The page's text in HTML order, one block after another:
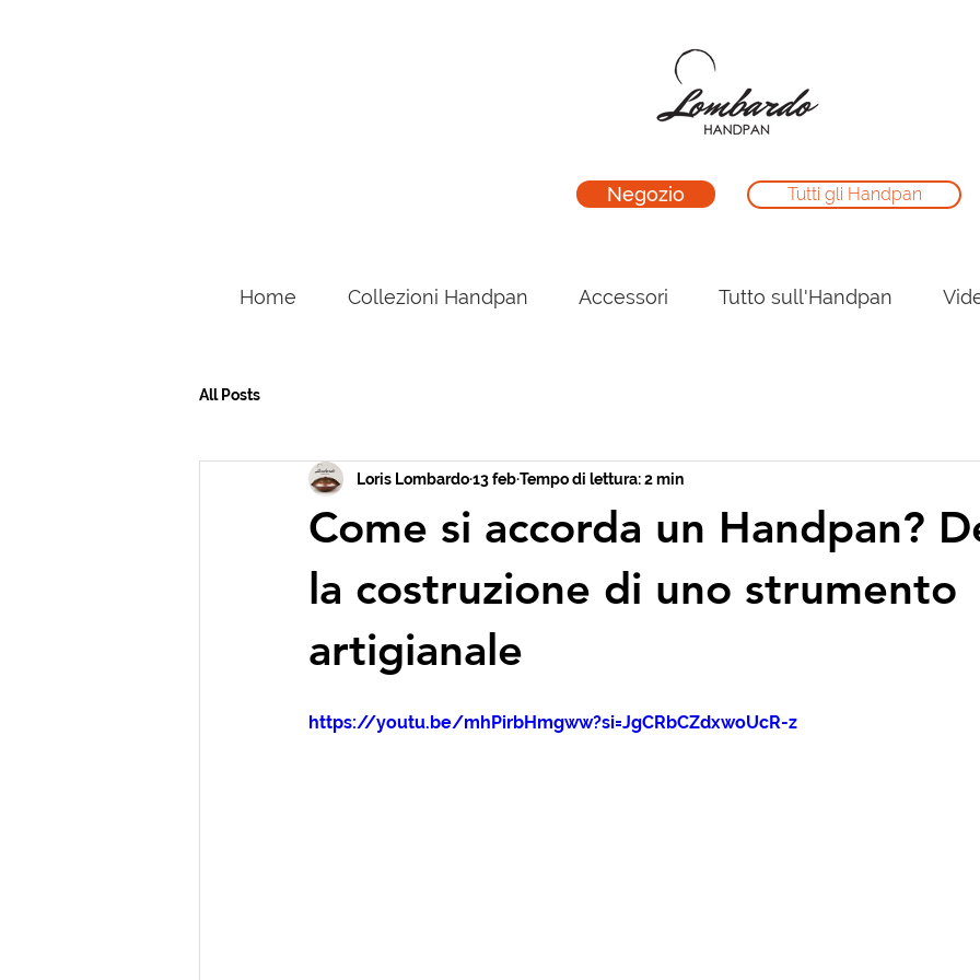
Negozio Tutti gli Handpan
Home Collezioni Handpan Accessori Tutto sull'Handpan
All Posts
Come si accorda un Handpan?
la costruzione di uno strumento
artigianale
Loris Lombardo13 febTempo di lettura: 2 min
https://youtu.be/mhPirbHmgww?si=JgCRbCZdxwoUcR-z